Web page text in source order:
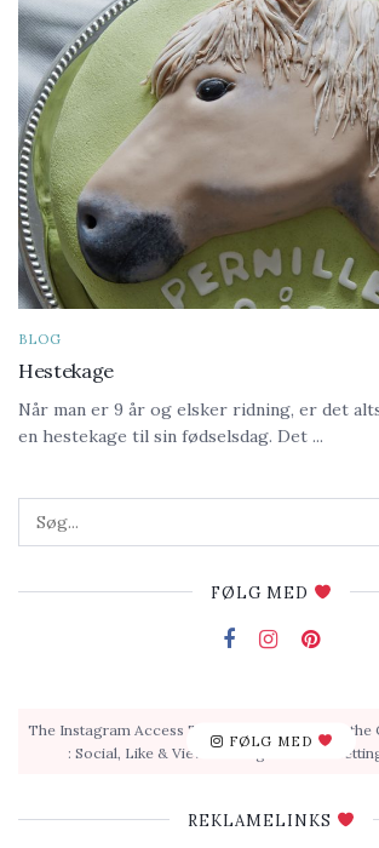
BLOG
Hestekage
Når man er 9 år og elsker ridning, er det
en hestekage til sin fødselsdag. Det ...
FØLG MED
FØLG MED
The Instagram Access Token is expired, Go to the
: Social, Like & View > Instagram Feed
REKLAMELINKS